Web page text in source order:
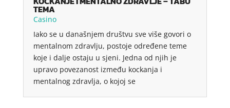
TEMA
Casino
Iako se u današnjem društvu sve više govori o
mentalnom zdravlju, postoje određene teme
koje i dalje ostaju u sjeni. Jedna od njih je
upravo povezanost između kockanja i
mentalnog zdravlja, o kojoj se